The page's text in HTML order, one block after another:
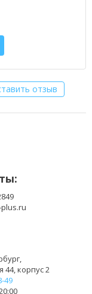
отзыв
44, корпус 2
49